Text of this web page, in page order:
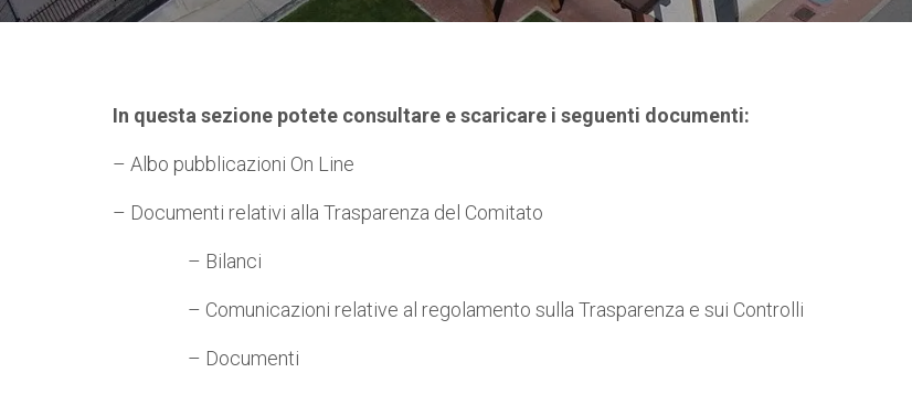
In questa sezione potete consultare e scaricare i seguenti documenti:
– Albo pubblicazioni On Line
– Documenti relativi alla Trasparenza del Comitato
– Bilanci
– Comunicazioni relative al regolamento sulla Trasparenza e sui Controlli
– Documenti